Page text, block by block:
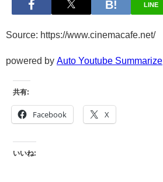
LINE
Source: https://www.cinemacafe.net/
powered by Auto Youtube Summarize
共有:
Facebook X
いいね: